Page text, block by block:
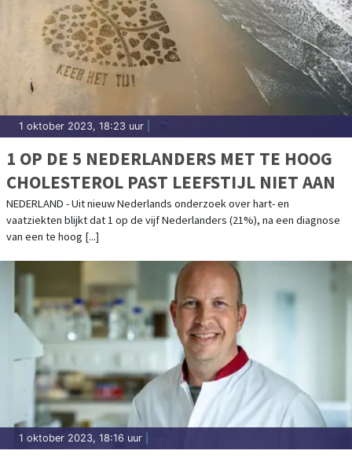
1 oktober 2023, 18:23 uur
1 OP DE 5 NEDERLANDERS MET TE HOOG
CHOLESTEROL PAST LEEFSTIJL NIET AAN
NEDERLAND - Uit nieuw Nederlands onderzoek over hart- en
vaatziekten blijkt dat 1 op de vijf Nederlanders (21%), na een diagnose
van een te hoog [...]
1 oktober 2023, 18:16 uur